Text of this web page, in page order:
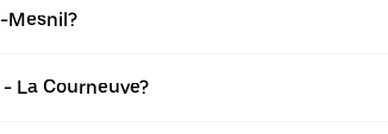
Mesnil?
La Courneuve?